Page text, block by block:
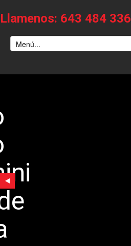
Llamenos: 643 484 336
Torralba de